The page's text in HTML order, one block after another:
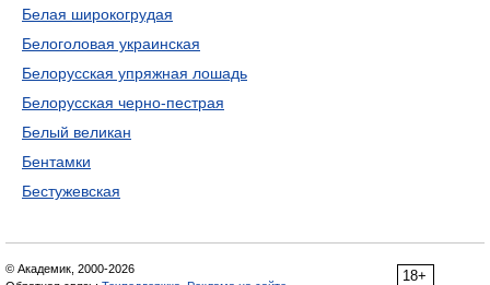
Белая широкогрудая
Белоголовая украинская
Белорусская упряжная лошадь
Белорусская черно-пестрая
Белый великан
Бентамки
Бестужевская
18+
© Академик, 2000-2026